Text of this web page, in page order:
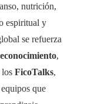
nutrición,
espiritual y
se refuerza
,
FicoTalks,
que